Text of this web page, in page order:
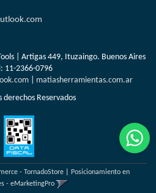
| Artigas 449, Ituzaingo. Buenos Aires
11-2366-0796
| matiasherramientas.com.ar
derechos Reservados
- TornadoStore| Posicionamiento en
- eMarketingPro